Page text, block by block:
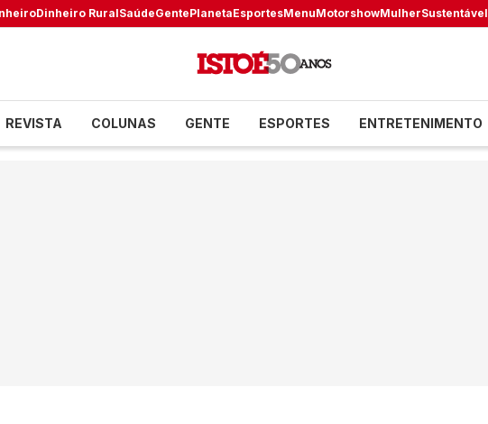
Dinheiro RuralSaúdeGentePlanetaEsportesMenuMotorshowMulherSustentável
REVISTA COLUNAS GENTE ESPORTES ENTRETENIMENTO